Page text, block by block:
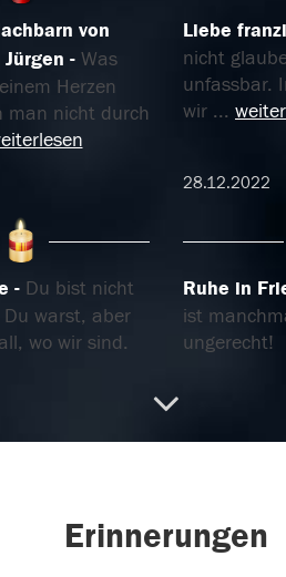
von
Was
Herzen
man nicht durch
Liebe franzi
nicht
unfassbar.
wir ...
28.12.2022
Du bist nicht
warst, aber
wo wir sind.
Ruhe in
ist
ungerecht!
Erinnerungen